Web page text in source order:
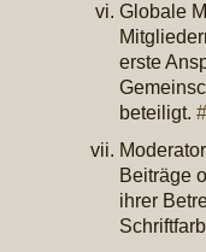
Globale
erste
beteiligt. #
Beiträge
ihrer